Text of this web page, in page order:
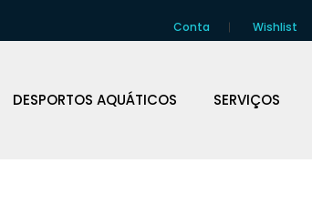
Conta Wishlist
DESPORTOS AQUÁTICOS SERVIÇOS